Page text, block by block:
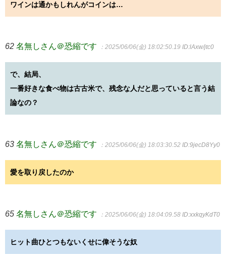
ワインは通かもしれんがコインは…
62 名無しさん＠恐縮です ：2025/06/06(金) 18:02:50.19 ID:lAxw/jtc0
で、結局、
一番好きな食べ物は古古米で、残念な人だと思っていると言う結
論なの？
63 名無しさん＠恐縮です ：2025/06/06(金) 18:03:30.52 ID:9jecD8Yy0
愛を取り戻したのか
65 名無しさん＠恐縮です ：2025/06/06(金) 18:04:09.58 ID:xxkqyKdT0
ヒット曲ひとつもないくせに偉そうな奴